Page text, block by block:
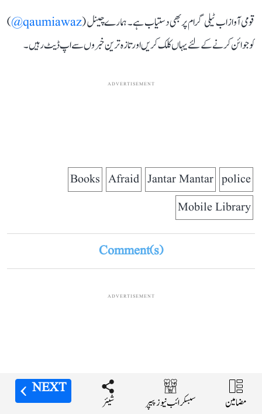
مضامین سبسکرائب نیوز پیپر شیئر
NEXT
مضامین سبسکرائب نیوز پیپر شیئر
NEXT
قومی آواز اب ٹیلی گرام پر بھی دستیاب ہے۔ ہمارے چینل (qaumiawaz@
)
کو جوائن کرنے کے لئے یہاں کلک کریں اور تازہ ترین خبروں سے اپ ڈیٹ رہیں۔
ADVERTISEMENT
police
Jantar Mantar
Afraid
Books
Mobile Library
Comment(s)
ADVERTISEMENT
مضامین سبسکرائب نیوز پیپر شیئر
NEXT